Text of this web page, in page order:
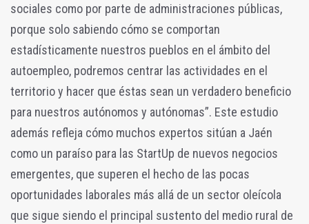
sociales como por parte de administraciones públicas,
porque solo sabiendo cómo se comportan
estadísticamente nuestros pueblos en el ámbito del
autoempleo, podremos centrar las actividades en el
territorio y hacer que éstas sean un verdadero beneficio
para nuestros autónomos y autónomas”. Este estudio
además refleja cómo muchos expertos sitúan a Jaén
como un paraíso para las StartUp de nuevos negocios
emergentes, que superen el hecho de las pocas
oportunidades laborales más allá de un sector oleícola
que sigue siendo el principal sustento del medio rural de